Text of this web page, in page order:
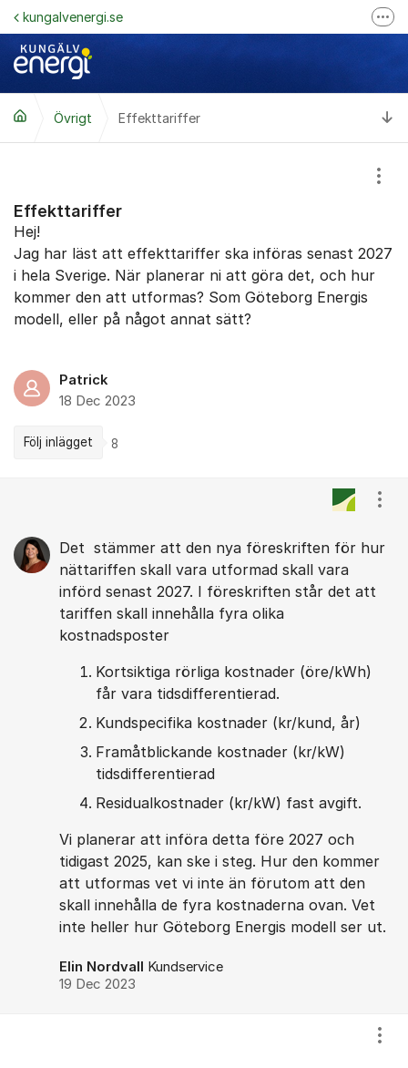
Hoppa till innehåll
kungalvenergi.se
Följ @kungalvenergi på Facebook
Övrigt Effekttariffer
Effekttariffer
Hej!
Jag har läst att effekttariffer ska införas senast 2027
i hela Sverige. När planerar ni att göra det, och hur
kommer den att utformas? Som Göteborg Energis
modell, eller på något annat sätt?
Patrick
18 Dec 2023
Följ inlägget 8
Det stämmer att den nya föreskriften för hur
nättariffen skall vara utformad skall vara
införd senast 2027. I föreskriften står det att
tariffen skall innehålla fyra olika
kostnadsposter
Kortsiktiga rörliga kostnader (öre/kWh)
får vara tidsdifferentierad.
Kundspecifika kostnader (kr/kund, år)
Framåtblickande kostnader (kr/kW)
tidsdifferentierad
Residualkostnader (kr/kW) fast avgift.
Vi planerar att införa detta före 2027 och
tidigast 2025, kan ske i steg. Hur den kommer
att utformas vet vi inte än förutom att den
skall innehålla de fyra kostnaderna ovan. Vet
inte heller hur Göteborg Energis modell ser ut.
Elin Nordvall Kundservice
19 Dec 2023